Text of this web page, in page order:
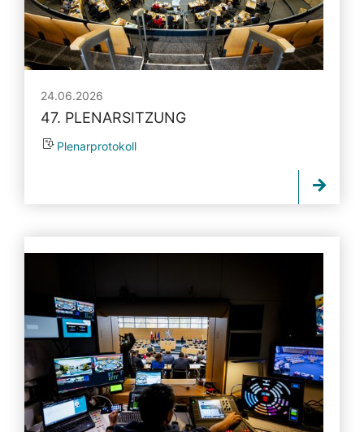
24.06.2026
47. PLENARSITZUNG
Plenarprotokoll